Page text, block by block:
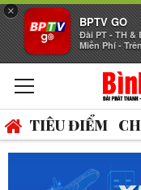
×
BPTV GO
Đài PT - TH &
Miễn Phí -
TIÊU ĐIỂM